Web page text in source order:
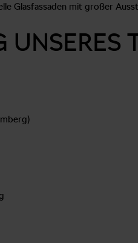
Glasfassaden mit großer